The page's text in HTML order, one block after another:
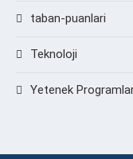
taban-puanlari
Teknoloji
Yetenek